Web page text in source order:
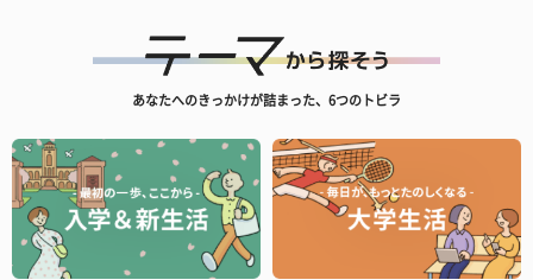
あなたへのきっかけが詰まった、6つのトビラ